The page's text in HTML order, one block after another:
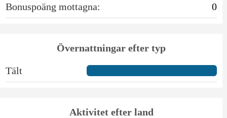
Bonuspoäng mottagna:
0
Övernattningar efter typ
Tält
Aktivitet efter land